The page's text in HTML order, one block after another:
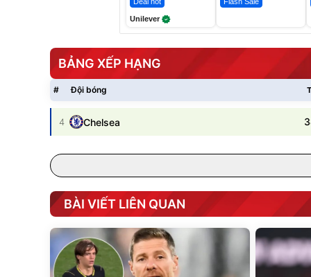
Unilever
BẢNG XẾP HẠNG
# Đội bóng
4 Chelsea
BÀI VIẾT LIÊN QUAN